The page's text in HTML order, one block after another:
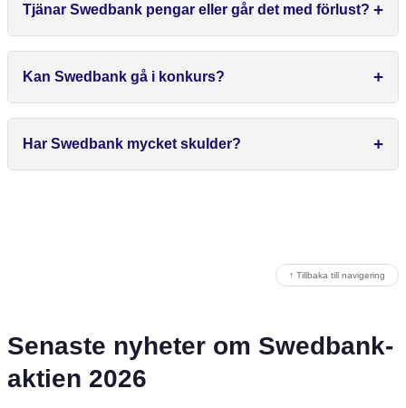
Tjänar Swedbank pengar eller går det med förlust?
Kan Swedbank gå i konkurs?
Har Swedbank mycket skulder?
↑ Tillbaka till navigering
Senaste nyheter om Swedbank-
aktien 2026